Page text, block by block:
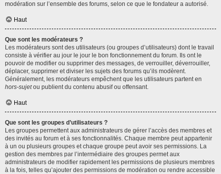
modération sur l’ensemble des forums, selon ce que le fondateur a autorisé.
Haut
Que sont les modérateurs ?
Les modérateurs sont des utilisateurs (ou groupes d’utilisateurs) dont le travail
consiste à vérifier au jour le jour le bon fonctionnement du forum. Ils ont le
pouvoir de modifier ou supprimer des messages, de verrouiller, déverrouiller,
déplacer, supprimer et diviser les sujets des forums qu’ils modèrent.
Généralement, les modérateurs empêchent que les utilisateurs partent en
hors-sujetou publient du contenu abusif ou offensant.
Haut
Que sont les groupes d’utilisateurs ?
Les groupes permettent aux administrateurs de gérer l’accès des membres et
des invités au forum et à ses fonctionnalités. Chaque membre peut appartenir
à un ou plusieurs groupes et chaque groupe peut avoir ses permissions. La
gestion des membres par l’intermédiaire des groupes permet aux
administrateurs de modifier rapidement les permissions de plusieurs membres
à la fois, telles qu’ajouter des permissions de modération ou rendre accessible